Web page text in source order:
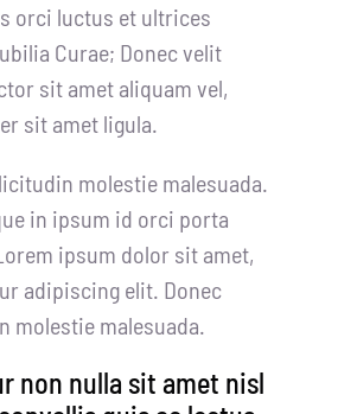
orci luctus et ultrices
Curae; Donec velit
sit amet aliquam vel,
sit amet ligula.
molestie malesuada.
in ipsum id orci porta
ipsum dolor sit amet,
adipiscing elit. Donec
molestie malesuada.
non nulla sit amet nisl